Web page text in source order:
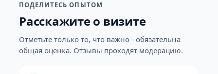
ПОДЕЛИТЕСЬ ОПЫТОМ
Расскажите о визите
Отметьте только то, что важно - обязательна
общая оценка. Отзывы проходят модерацию.